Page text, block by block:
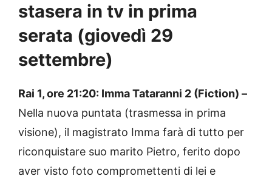
stasera in tv in prima
serata (giovedì 29
settembre)
Rai 1, ore 21:20: Imma Tataranni 2 (Fiction) –
Nella nuova puntata (trasmessa in prima
visione), il magistrato Imma farà di tutto per
riconquistare suo marito Pietro, ferito dopo
aver visto foto compromettenti di lei e